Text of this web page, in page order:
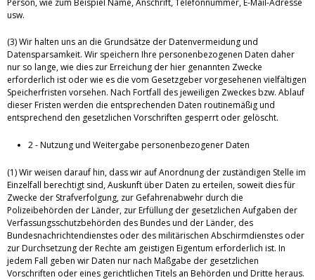
usw.
(3) Wir halten uns an die Grundsätze der Datenvermeidung und
Datensparsamkeit. Wir speichern Ihre personenbezogenen Daten daher
nur so lange, wie dies zur Erreichung der hier genannten Zwecke
erforderlich ist oder wie es die vom Gesetzgeber vorgesehenen vielfältigen
Speicherfristen vorsehen. Nach Fortfall des jeweiligen Zweckes bzw. Ablauf
dieser Fristen werden die entsprechenden Daten routinemäßig und
entsprechend den gesetzlichen Vorschriften gesperrt oder gelöscht.
2 - Nutzung und Weitergabe personenbezogener Daten
(1) Wir weisen darauf hin, dass wir auf Anordnung der zuständigen Stelle im
Einzelfall berechtigt sind, Auskunft über Daten zu erteilen, soweit dies für
Zwecke der Strafverfolgung, zur Gefahrenabwehr durch die
Polizeibehörden der Länder, zur Erfüllung der gesetzlichen Aufgaben der
Verfassungsschutzbehörden des Bundes und der Länder, des
Bundesnachrichtendienstes oder des militärischen Abschirmdienstes oder
zur Durchsetzung der Rechte am geistigen Eigentum erforderlich ist. In
jedem Fall geben wir Daten nur nach Maßgabe der gesetzlichen
Vorschriften oder eines gerichtlichen Titels an Behörden und Dritte heraus.